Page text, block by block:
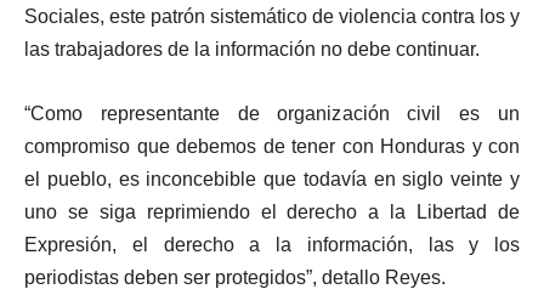
Sociales, este patrón sistemático de violencia contra los y
las trabajadores de la información no debe continuar.
“Como representante de organización civil es un
compromiso que debemos de tener con Honduras y con
el pueblo, es inconcebible que todavía en siglo veinte y
uno se siga reprimiendo el derecho a la Libertad de
Expresión, el derecho a la información, las y los
periodistas deben ser protegidos”, detallo Reyes.